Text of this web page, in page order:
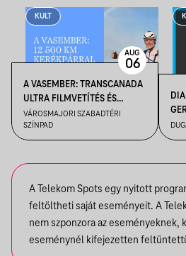
KULT
A VASEMBER: TRANSCANADA
ULTRA FILMVETÍTÉS ÉS
BESZÉLGETÉS
VÁROSMAJORI SZABADTÉRI
SZÍNPAD
AUG
06
A Telekom Spots egy nyitott
feltöltheti saját eseményeit. A
nem szponzora az eseményeknek,
eseménynél kifejezetten